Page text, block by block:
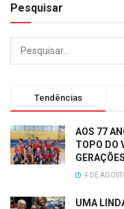
Pesquisar
Tendências
AOS 77
TOPO DO
GERAÇÕES
4 DE
UMA